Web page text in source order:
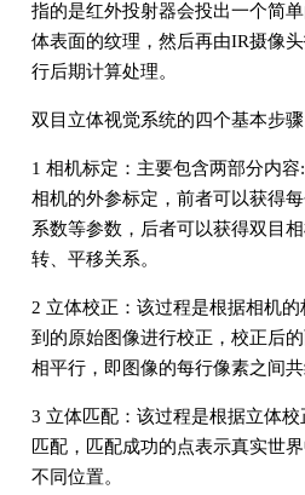
指的是红外投射器会投出一个简
体表面的纹理，然后再由IR摄像
行后期计算处理。
双目立体视觉系统的四个基本步骤
1 相机标定：主要包含两部分内
相机的外参标定，前者可以获得
系数等参数，后者可以获得双目
转、平移关系。
2 立体校正：该过程是根据相机
到的原始图像进行校正，校正后
相平行，即图像的每行像素之间共
3 立体匹配：该过程是根据立体
匹配，匹配成功的点表示真实世
不同位置。